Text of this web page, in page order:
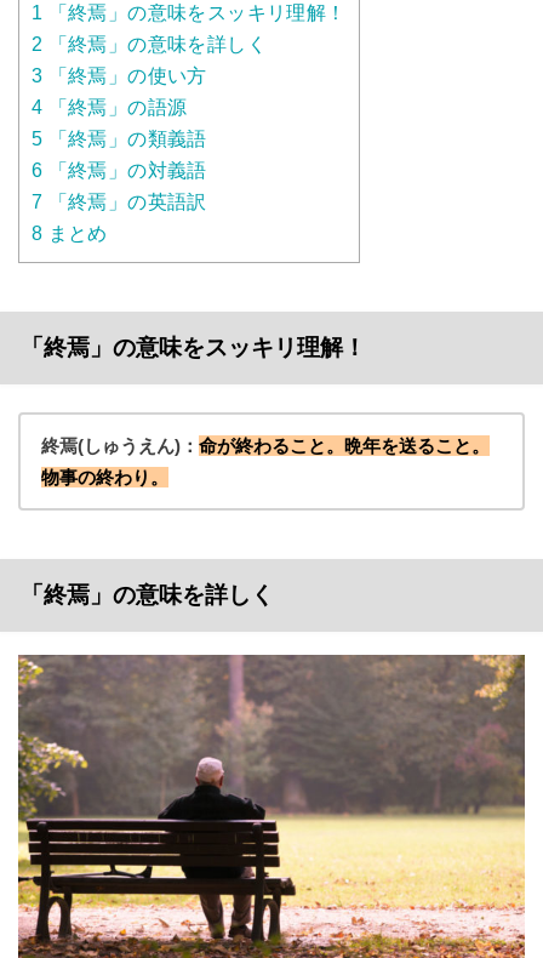
1 「終焉」の意味をスッキリ理解！
2 「終焉」の意味を詳しく
3 「終焉」の使い方
4 「終焉」の語源
5 「終焉」の類義語
6 「終焉」の対義語
7 「終焉」の英語訳
8 まとめ
「終焉」の意味をスッキリ理解！
終焉(しゅうえん)： 命が終わること。晩年を送ること。
物事の終わり。
「終焉」の意味を詳しく